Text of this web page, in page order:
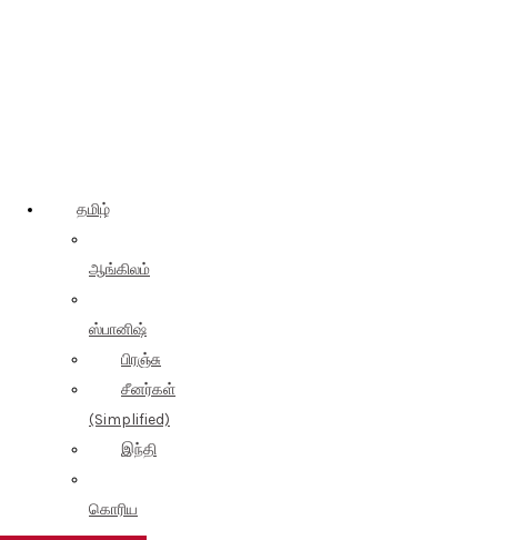
தமிழ்
ஆங்கிலம்
ஸ்பானிஷ்
பிரஞ்சு
சீனர்கள்
(Simplified)
இந்தி
கொரிய